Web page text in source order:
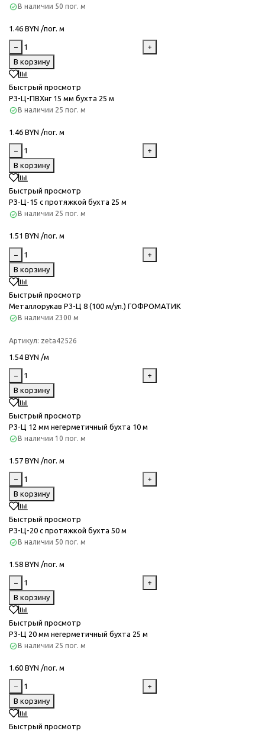
В наличии 50 пог. м
1.46 BYN /пог. м
−
+
В корзину
Быстрый просмотр
РЗ-Ц-ПВХнг 15 мм бухта 25 м
В наличии 25 пог. м
1.46 BYN /пог. м
−
+
В корзину
Быстрый просмотр
РЗ-Ц-15 с протяжкой бухта 25 м
В наличии 25 пог. м
1.51 BYN /пог. м
−
+
В корзину
Быстрый просмотр
Металлорукав Р3-Ц 8 (100 м/уп.) ГОФРОМАТИК
В наличии 2300 м
Артикул: zeta42526
1.54 BYN /м
−
+
В корзину
Быстрый просмотр
Р3-Ц 12 мм негерметичный бухта 10 м
В наличии 10 пог. м
1.57 BYN /пог. м
−
+
В корзину
Быстрый просмотр
РЗ-Ц-20 с протяжкой бухта 50 м
В наличии 50 пог. м
1.58 BYN /пог. м
−
+
В корзину
Быстрый просмотр
Р3-Ц 20 мм негерметичный бухта 25 м
В наличии 25 пог. м
1.60 BYN /пог. м
−
+
В корзину
Быстрый просмотр